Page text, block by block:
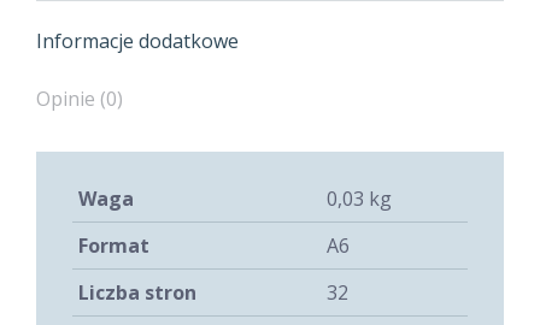
Informacje dodatkowe
Opinie (0)
Waga
0,03 kg
Format
A6
Liczba stron
32